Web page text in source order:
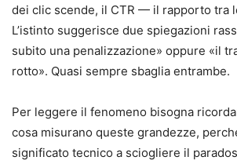
dei clic scende, il CTR — il rapporto tra
L’istinto suggerisce due spiegazioni
subito una penalizzazione» oppure «il
rotto». Quasi sempre sbaglia entrambe.
Per leggere il fenomeno bisogna
cosa misurano queste grandezze,
significato tecnico a sciogliere il